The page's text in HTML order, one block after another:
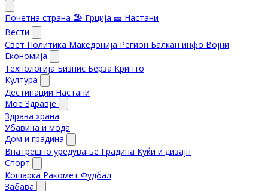
Почетна страна 🏖️ Грција 🎫 Настани
Вести
Свет Политика Македонија Регион Балкан инфо Војни
Економија
Технологија Бизнис Берза Крипто
Култура
Дестинации Настани
Мое Здравје
Здрава храна
Убавина и мода
Дом и градина
Внатрешно уредување Градина Куќи и дизајн
Спорт
Кошарка Ракомет Фудбал
Забава